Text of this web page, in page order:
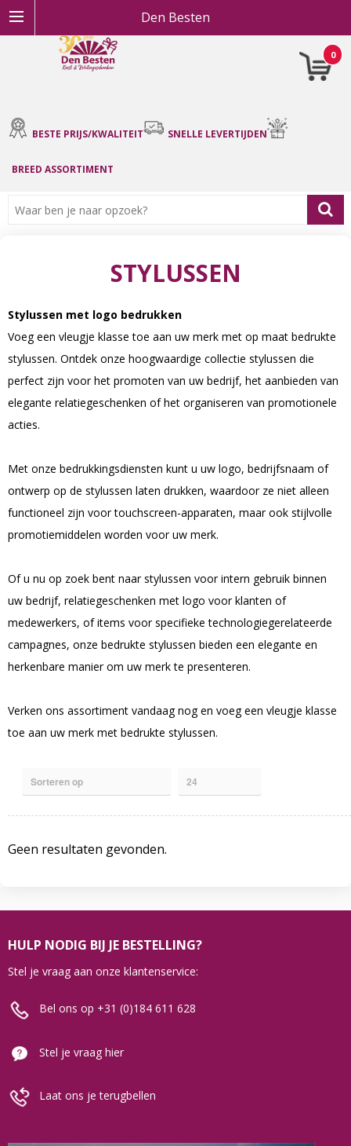
Den Besten
0
BESTE PRIJS/KWALITEIT SNELLE LEVERTIJDEN
BREED ASSORTIMENT
STYLUSSEN
Stylussen met logo bedrukken
Voeg een vleugje klasse toe aan uw merk met op maat bedrukte
stylussen. Ontdek onze hoogwaardige collectie stylussen die
perfect zijn voor het promoten van uw bedrijf, het aanbieden van
elegante relatiegeschenken of het organiseren van promotionele
acties.
Met onze bedrukkingsdiensten kunt u uw logo, bedrijfsnaam of
ontwerp op de stylussen laten drukken, waardoor ze niet alleen
functioneel zijn voor touchscreen-apparaten, maar ook stijlvolle
promotiemiddelen worden voor uw merk.
Of u nu op zoek bent naar stylussen voor intern gebruik binnen
uw bedrijf, relatiegeschenken met logo voor klanten of
medewerkers, of items voor specifieke technologiegerelateerde
campagnes, onze bedrukte stylussen bieden een elegante en
herkenbare manier om uw merk te presenteren.
Verken ons assortiment vandaag nog en voeg een vleugje klasse
toe aan uw merk met bedrukte stylussen.
Geen resultaten gevonden.
HULP NODIG BIJ JE BESTELLING?
Stel je vraag aan onze klantenservice:
Bel ons op +31 (0)184 611 628
Stel je vraag hier
Laat ons je terugbellen